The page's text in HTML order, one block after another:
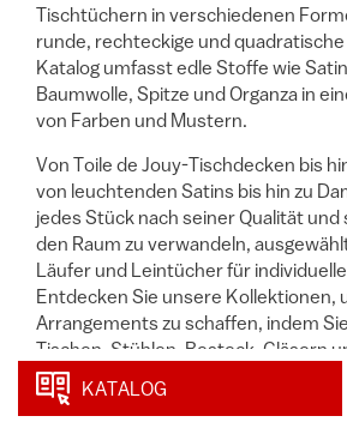
Tischtüchern in verschiedenen
runde, rechteckige und
Katalog umfasst edle Stoffe wie
Baumwolle, Spitze und Organza in
von Farben und Mustern.
Von Toile de Jouy-Tischdecken bis
von leuchtenden Satins bis hin zu
jedes Stück nach seiner Qualität und
den Raum zu verwandeln,
Läufer und Leintücher für
Entdecken Sie unsere Kollektionen,
Arrangements zu schaffen, indem
Tischen, Stühlen, Besteck, Gläsern
Kerzenleuchtern kombinieren, um
Ihrer Träume mit
KATALOG